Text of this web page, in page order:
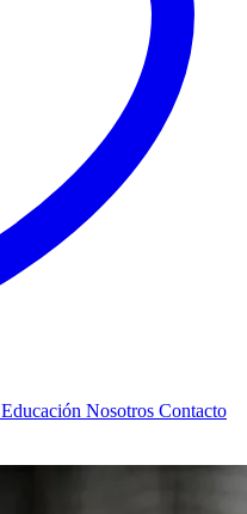
Educación Nosotros Contacto